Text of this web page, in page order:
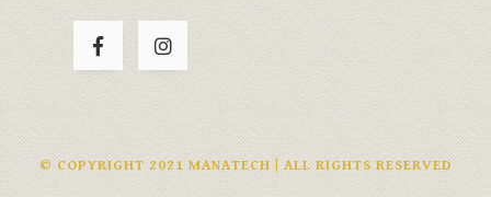
© COPYRIGHT 2021 MANATECH | ALL RIGHTS RESERVED